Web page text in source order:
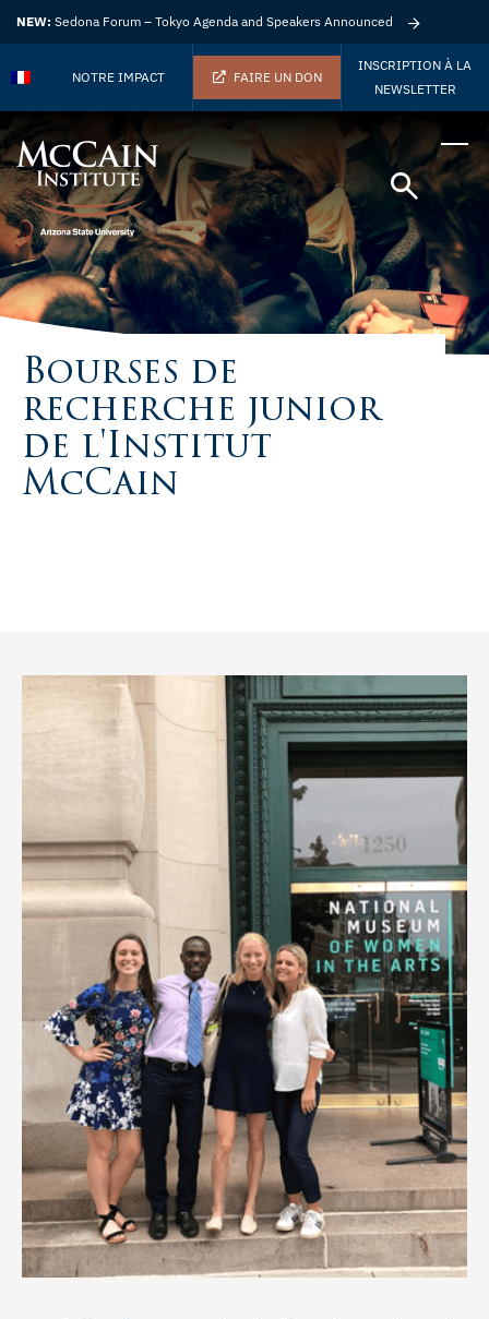
NEW: Sedona Forum – Tokyo Agenda and Speakers Announced
NOTRE IMPACT FAIRE UN DON
INSCRIPTION À LA
NEWSLETTER
Bourses de
recherche junior
de l'Institut
McCain